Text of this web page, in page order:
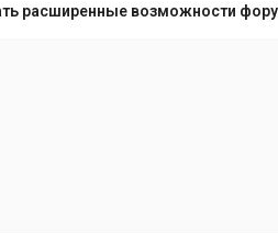
расширенные возможности